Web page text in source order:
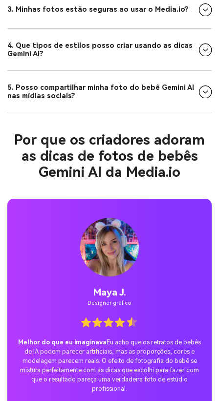
3. Minhas fotos estão seguras ao usar o Media.io?
4. Que tipos de estilos posso criar usando as dicas
Gemini AI?
5. Posso compartilhar minha foto do bebê Gemini AI
nas mídias sociais?
Por que os criadores adoram
as dicas de fotos de bebês
Gemini AI da Media.io
Jordan Pass.
Utilizador temporário
A surpresa perfeita nas mídias sociaisExperimentei a tendência
Gemini AI Baby Photo Tip com a Nano Banana e compartilhei o
resultado no TikTok. A reação foi incrível – todo mundo adorou a
cena familiar realista do retrato do meu bebê e a postagem
rapidamente se tornou viral.